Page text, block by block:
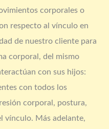
corporales o
respecto al vínculo en
de nuestro cliente para
corporal, del mismo
con sus hijos:
con todos los
corporal, postura,
vínculo. Más adelante,